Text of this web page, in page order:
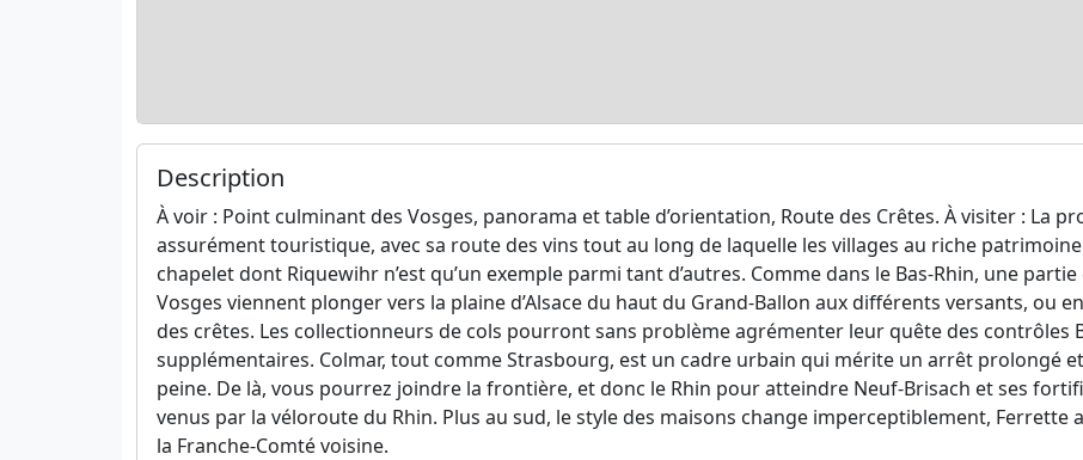
Description
À voir : Point culminant des Vosges, panorama et table d’orientation, Route des Crêtes. À visiter : La
assurément touristique, avec sa route des vins tout au long de laquelle les villages au riche
chapelet dont Riquewihr n’est qu’un exemple parmi tant d’autres. Comme dans le Bas-Rhin, une
Vosges viennent plonger vers la plaine d’Alsace du haut du Grand-Ballon aux différents versants, ou
des crêtes. Les collectionneurs de cols pourront sans problème agrémenter leur quête des contrôles
supplémentaires. Colmar, tout comme Strasbourg, est un cadre urbain qui mérite un arrêt prolongé
peine. De là, vous pourrez joindre la frontière, et donc le Rhin pour atteindre Neuf-Brisach et ses
venus par la véloroute du Rhin. Plus au sud, le style des maisons change imperceptiblement,
la Franche-Comté voisine.